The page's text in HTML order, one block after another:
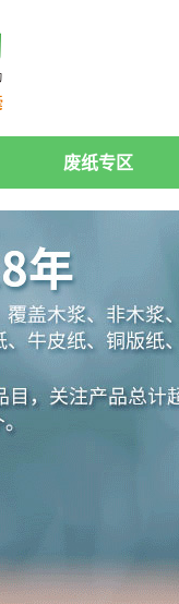
废纸专区